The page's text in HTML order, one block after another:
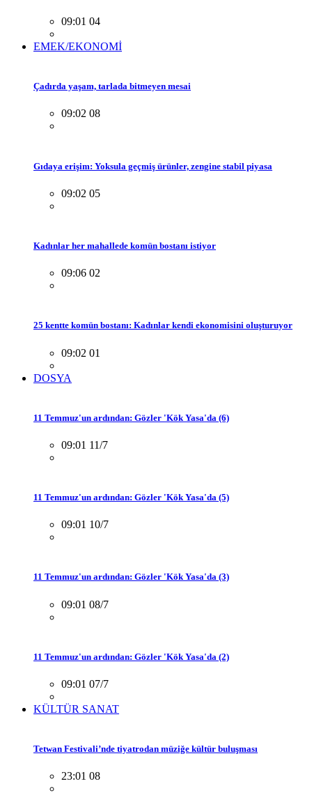
09:01 04
EMEK/EKONOMİ
Çadırda yaşam, tarlada bitmeyen mesai
09:02 08
Gıdaya erişim: Yoksula geçmiş ürünler, zengine stabil piyasa
09:02 05
Kadınlar her mahallede komün bostanı istiyor
09:06 02
25 kentte komün bostanı: Kadınlar kendi ekonomisini oluşturuyor
09:02 01
DOSYA
11 Temmuz'un ardından: Gözler 'Kök Yasa'da (6)
09:01 11/7
11 Temmuz'un ardından: Gözler 'Kök Yasa'da (5)
09:01 10/7
11 Temmuz'un ardından: Gözler 'Kök Yasa'da (3)
09:01 08/7
11 Temmuz'un ardından: Gözler 'Kök Yasa'da (2)
09:01 07/7
KÜLTÜR SANAT
Tetwan Festivali’nde tiyatrodan müziğe kültür buluşması
23:01 08